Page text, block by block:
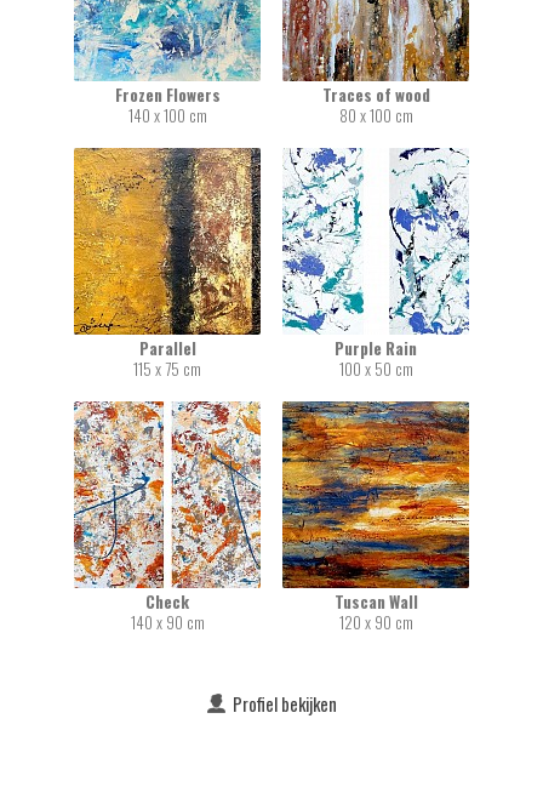
Frozen Flowers
140 x 100 cm
Traces of wood
80 x 100 cm
Parallel
115 x 75 cm
Purple Rain
100 x 50 cm
Check
140 x 90 cm
Tuscan Wall
120 x 90 cm
Profiel bekijken